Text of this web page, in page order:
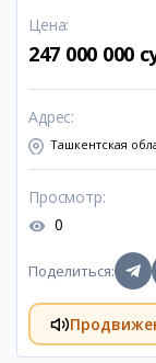
Цена:
247 000 000
Адрес:
Ташкентская
Просмотр:
0
Поделиться: